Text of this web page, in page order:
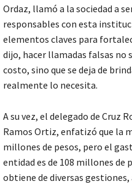
Ordaz, llamó a la sociedad a
responsables con esta
elementos claves para
dijo, hacer llamadas falsas no
costo, sino que se deja de
realmente lo necesita.
A su vez, el delegado de Cruz
Ramos Ortiz, enfatizó que la
millones de pesos, pero el
entidad es de 108 millones de
obtiene de diversas